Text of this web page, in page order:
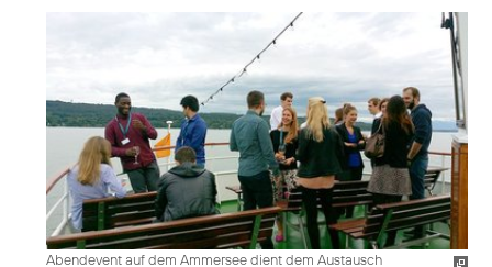
Abendevent auf dem Ammersee dient dem Austausch